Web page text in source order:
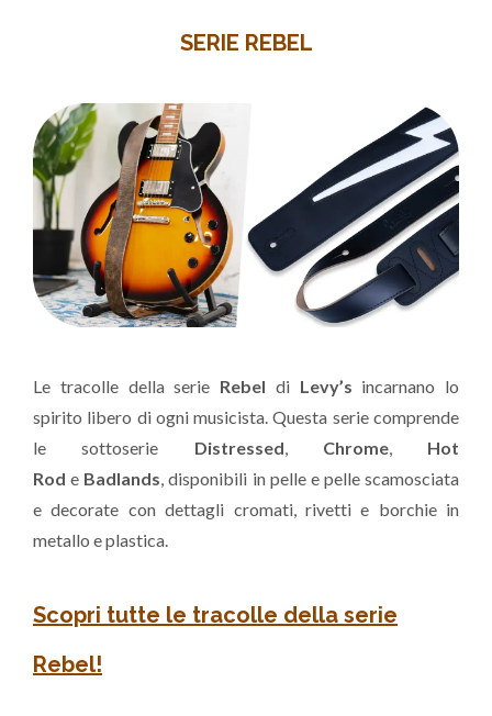
SERIE REBEL
Le tracolle della serie Rebel di Levy’s incarnano lo
spirito libero di ogni musicista. Questa serie comprende
le sottoserie Distressed Chrome, Hot
Rod e Badlands , disponibili in pelle e pelle scamosciata
e decorate con dettagli cromati, rivetti e borchie in
metallo e plastica.
Scopri tutte le tracolle della serie
Rebel!